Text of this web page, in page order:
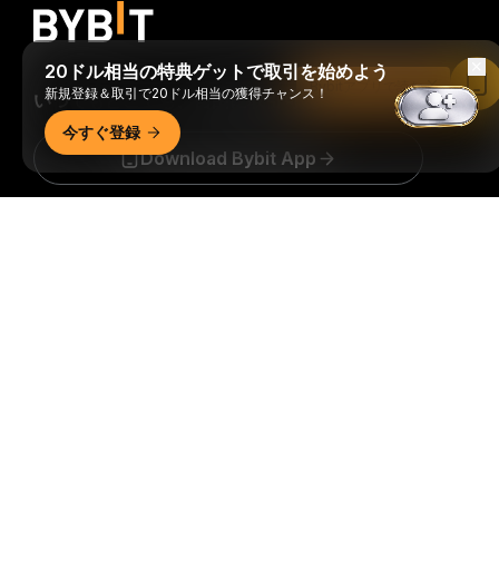
いつでもどこでも、自由に取引可能！
Download Bybit App
20ドル相当の特典ゲットで取引を始めよう
新規登録＆取引で20ドル相当の獲得チャンス！
今すぐ登録
Bybitアプリで読む